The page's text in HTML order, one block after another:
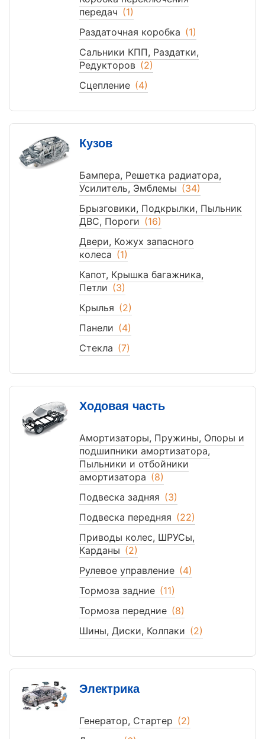
передач (1)
Раздаточная коробка (1)
Сальники КПП, Раздатки,
Редукторов (2)
Сцепление (4)
Кузов
Бампера, Решетка радиатора,
Усилитель, Эмблемы (34)
Брызговики, Подкрылки, Пыльник
ДВС, Пороги (16)
Двери, Кожух запасного
колеса (1)
Капот, Крышка багажника,
Петли (3)
Крылья (2)
Панели (4)
Стекла (7)
Ходовая часть
Амортизаторы, Пружины, Опоры и
подшипники амортизатора,
Пыльники и отбойники
амортизатора (8)
Подвеска задняя (3)
Подвеска передняя (22)
Приводы колес, ШРУСы,
Карданы (2)
Рулевое управление (4)
Тормоза задние (11)
Тормоза передние (8)
Шины, Диски, Колпаки (2)
Электрика
Генератор, Стартер (2)